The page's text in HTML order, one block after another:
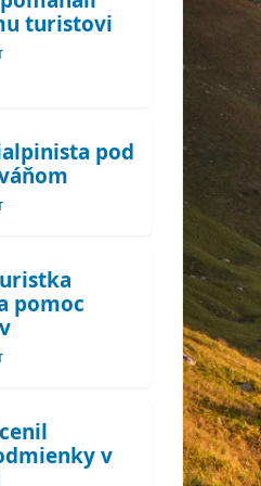
turistovi
pod
pomoc
v